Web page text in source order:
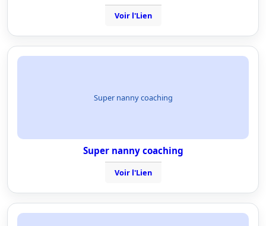
Voir l'Lien
Super nanny coaching
Super nanny coaching
Voir l'Lien